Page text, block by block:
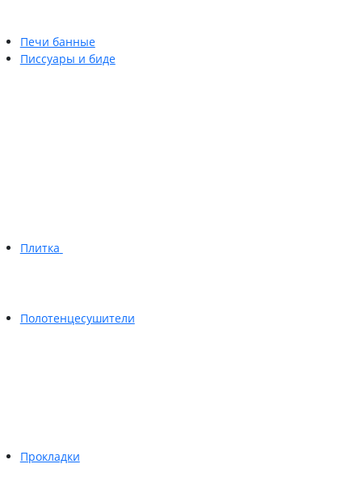
Печи банные
Писсуары и биде
Плитка
Полотенцесушители
Прокладки